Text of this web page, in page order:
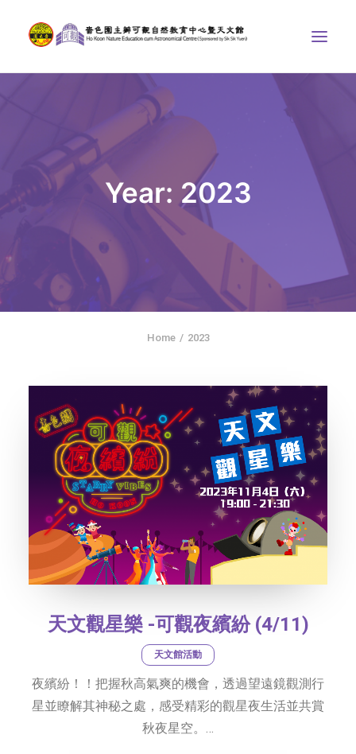
天文館
博物天地
比賽/專題計劃
聯絡我們
SEARCH
社交平台
字型大小
Year: 2023
Home 2023
天文觀星樂 -可觀夜繽紛 (4/11)
天文館活動
夜繽紛！！把握秋高氣爽的機會，透過望遠鏡觀測行
星並瞭解其神秘之處，感受精彩的觀星夜生活並共賞
秋夜星空。…